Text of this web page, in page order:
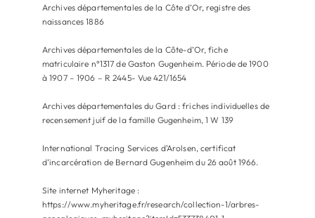
Archives départementales de la Côte d’Or, registre des
naissances 1886
Archives départementales de la Côte-d’Or, fiche
matriculaire n°1317 de Gaston Gugenheim. Période de 1900
à 1907 – 1906 – R 2445- Vue 421/1654
Archives départementales du Gard : friches individuelles de
recensement juif de la famille Gugenheim, 1 W 139
International Tracing Services d’Arolsen, certificat
d’incarcération de Bernard Gugenheim du 26 août 1966.
Site internet Myheritage :
https://www.myheritage.fr/research/collection-1/arbres-